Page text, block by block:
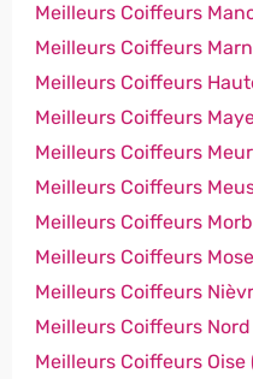
Meilleurs Coiffeurs
Meilleurs Coiffeurs
Meilleurs Coiffeurs
Meilleurs Coiffeurs
Meilleurs Coiffeurs
Meilleurs Coiffeurs
Meilleurs Coiffeurs
Meilleurs Coiffeurs
Meilleurs Coiffeurs
Meilleurs Coiffeurs
Meilleurs Coiffeurs Oise